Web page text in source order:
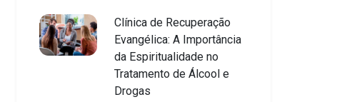
Clínica de Recuperação
Evangélica: A Importância
da Espiritualidade no
Tratamento de Álcool e
Drogas